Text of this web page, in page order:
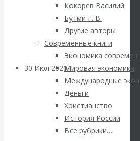
Кокорев Василий
Бутми Г. В.
Другие авторы
Современные книги
Экономика
Мировая экономика
Международные
Деньги
Христианство
История России
Все рубрики…
Турции: Drang
nach Osten
30 Июл 2026Банки
Валентин
Катасонов. Кто